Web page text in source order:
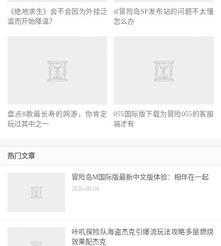
《绝地求生》会不会因为外挂泛
滥而开始降温？
sf冒险岛SF发布站的问题不太懂
怎么办
055国际版下载为冒险055的客服
端才有
热门文章
冒险岛M国际版最新中文版体验：相伴在一起
2026-08-09
咔叽探险队海盗杰克引爆流玩法攻略多层燃烧
效果配杰克